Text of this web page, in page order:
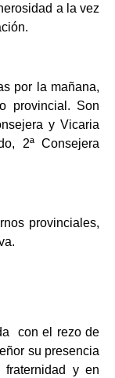
a la vez
por la mañana,
provincial. Son
y Vicaria
2ª Consejera
provinciales,
con el rezo de
su presencia
y en